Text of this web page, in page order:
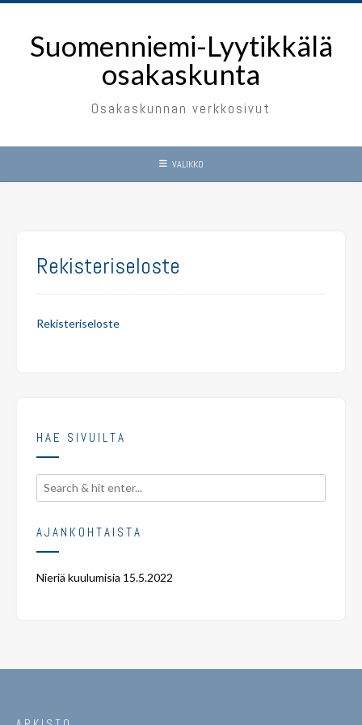
Skip
contentSuomenniemi-Lyytikkälä
osakaskunta
Osakaskunnan verkkosivut
VALIKKO
Rekisteriseloste
Rekisteriseloste
HAE SIVUILTA
AJANKOHTAISTA
Nieriä kuulumisia 15.5.2022